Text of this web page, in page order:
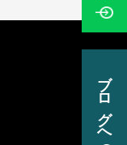
ブログへ